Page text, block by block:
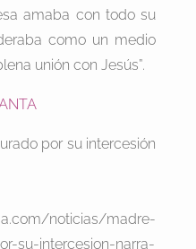
amaba con todo su
como un medio
unión con Jesús”.
por su intercesión
noticias/madre-
su-intercesion-narra-